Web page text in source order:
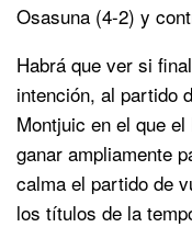
Osasuna (4-2) y
Habrá que ver si
intención, al partido
Montjuic en el que
ganar ampliamente
calma el partido de
los títulos de la